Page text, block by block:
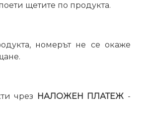
щетите по продукта.
номерът не се окаже
чрез НАЛОЖЕН ПЛАТЕЖ -